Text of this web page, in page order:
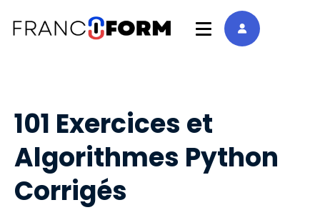
101 Exercices et
Algorithmes Python
Corrigés